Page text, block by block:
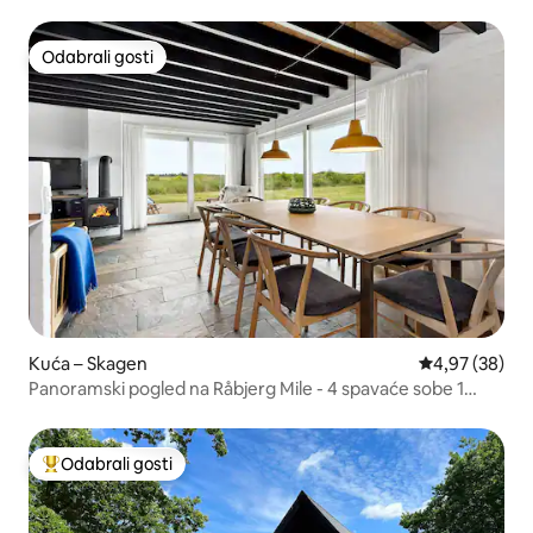
Odabrali gosti
Odabrali gosti
Kuća – Skagen Prosječna
4,97 (38)
Panoramski pogled na Råbjerg Mile - 4 spavaće sobe 1
Među najviše rangiranima s oznakom „Odabrali gosti”
Odabrali gosti